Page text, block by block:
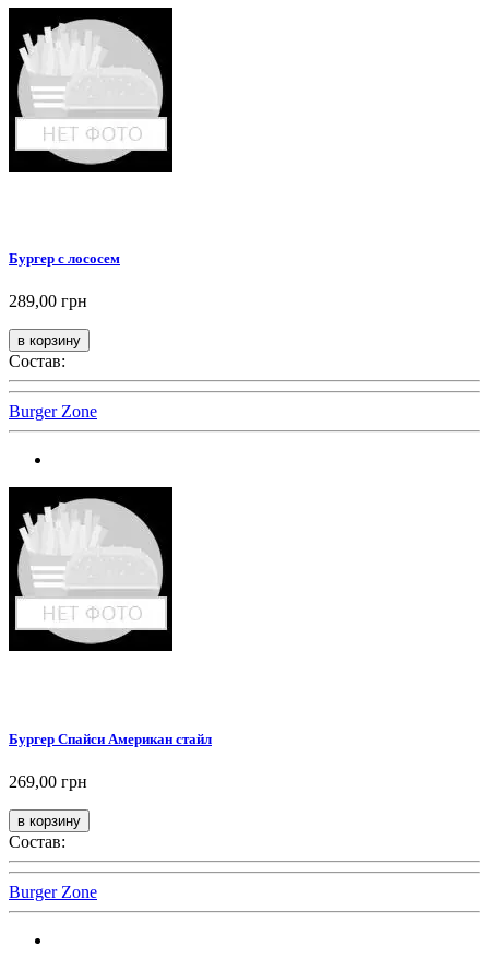
Бургер с лососем
289,00 грн
Состав:
Burger Zone
Бургер Спайси Американ стайл
269,00 грн
Состав:
Burger Zone